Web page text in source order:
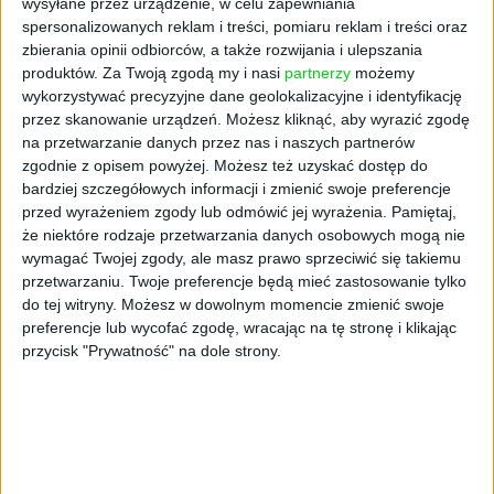
wysyłane przez urządzenie, w celu zapewniania
spersonalizowanych reklam i treści, pomiaru reklam i treści oraz
zbierania opinii odbiorców, a także rozwijania i ulepszania
produktów. Za Twoją zgodą my i nasi partnerzy możemy
wykorzystywać precyzyjne dane geolokalizacyjne i identyfikację
przez skanowanie urządzeń. Możesz kliknąć, aby wyrazić zgodę
na przetwarzanie danych przez nas i naszych partnerów
zgodnie z opisem powyżej. Możesz też uzyskać dostęp do
bardziej szczegółowych informacji i zmienić swoje preferencje
przed wyrażeniem zgody lub odmówić jej wyrażenia. Pamiętaj,
że niektóre rodzaje przetwarzania danych osobowych mogą nie
wymagać Twojej zgody, ale masz prawo sprzeciwić się takiemu
przetwarzaniu. Twoje preferencje będą mieć zastosowanie tylko
do tej witryny. Możesz w dowolnym momencie zmienić swoje
preferencje lub wycofać zgodę, wracając na tę stronę i klikając
przycisk "Prywatność" na dole strony.
nieprawidłowościach. Co więcej, jak wynika ze
stanowiska CBA, rekomendacje te nie były dla
PFR wiążące – mówi Łukasz Chacia, adwokat i
wspólnik w Kancelarii Karaś i Wspólnicy,
reprezentujący przedsiębiorców w sporach z
PFR w przesłanej informacji prasowej.
Powody wezwań do zwrotu
subwencji
Przedsiębiorcy otrzymywali także wezwania
do zwrotu środków z powodu rzekomych